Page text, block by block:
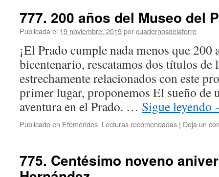
777. 200 años del Museo del
Publicada el 19 noviembre, 2019porcuadernosdelatorre
¡El Prado cumple nada menos que 200
bicentenario, rescatamos dos títulos de
estrechamente relacionados con este
primer lugar, proponemos El sueño de
aventura en el Prado. … Sigue leyendo
Publicado en Efemérides, Lecturas recomendadas | Deja un
775. Centésimo noveno